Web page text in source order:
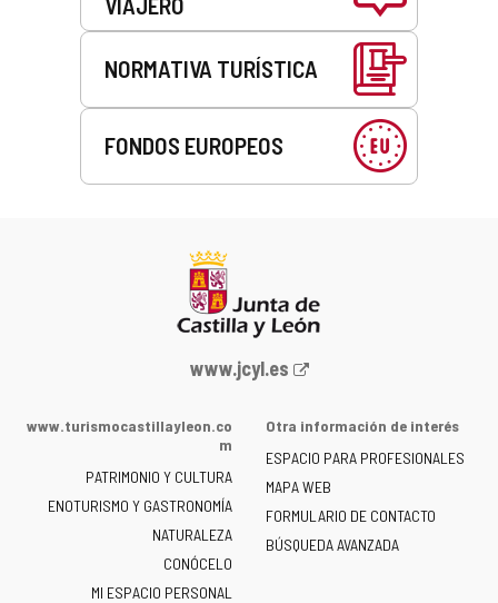
NORMATIVA TURÍSTICA
FONDOS EUROPEOS
Portal
la
de
Castilla
y
León
-
www.jcyl.es
www.turismocastillayleon.co
m
PATRIMONIO Y CULTURA
ENOTURISMO Y GASTRONOMÍA
NATURALEZA
CONÓCELO
MI ESPACIO PERSONAL
Otra información de interés
ESPACIO PARA PROFESIONALES
MAPA WEB
FORMULARIO DE CONTACTO
BÚSQUEDA AVANZADA